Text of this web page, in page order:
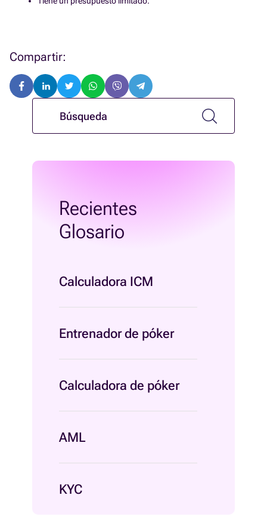
Compartir:
Recientes
Glosario
Calculadora ICM
Entrenador de póker
Calculadora de póker
AML
KYC